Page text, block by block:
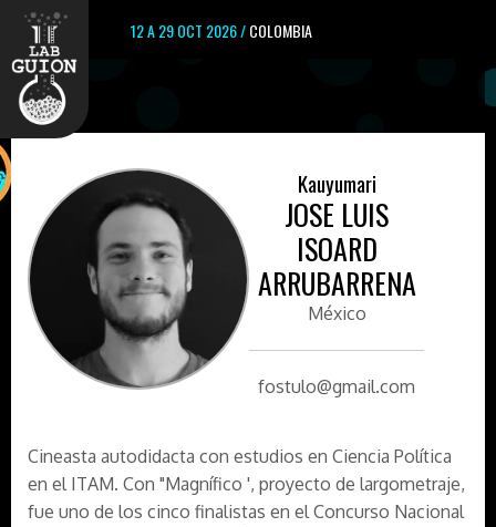
12 A 29 OCT 2026 /COLOMBIA
Kauyumari
JOSE LUIS
ISOARD
ARRUBARRENA
México
fostulo@gmail.com
Cineasta autodidacta con estudios en Ciencia Política
en el ITAM. Con "Magnífico ', proyecto de largometraje,
fue uno de los cinco finalistas en el Concurso Nacional